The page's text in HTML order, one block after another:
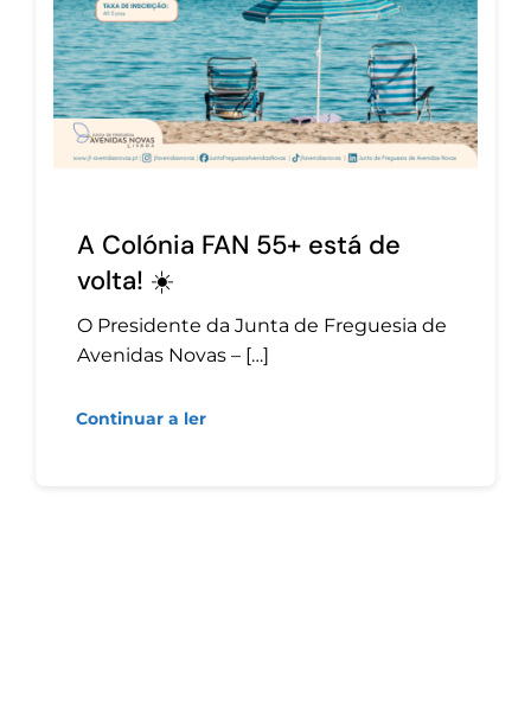
A Colónia FAN 55+ está de
volta! ☀️
O Presidente da Junta de Freguesia de
Avenidas Novas – […]
Continuar a ler